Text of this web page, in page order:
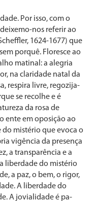
Por isso, com o
nos re­ferir ao
1624-1677) que
porquê. Floresce ao
matinal: a alegria
na claridade natal da
respira livre, regozija-
se recolhe e é
da rosa de
ente em oposição ao
do mistério que evoca o
vigência da presença
a transparência e a
liberdade do mistério
a paz, o bem, o rigor,
A liberdade do
A jovialidade é pa­